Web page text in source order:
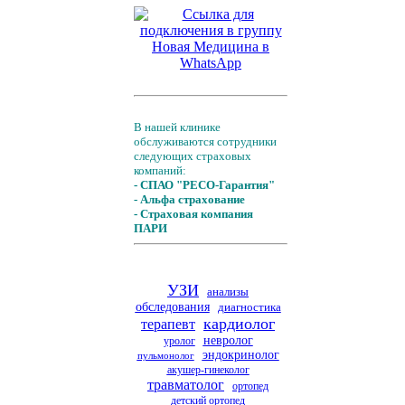
В нашей клинике
обслуживаются сотрудники
следующих страховых
компаний:
- СПАО "РЕСО-Гарантия"
- Альфа страхование
- Страховая компания
ПАРИ
УЗИ анализы
обследования
диагностика
терапевт кардиолог
уролог невролог
пульмонолог эндокринолог
акушер-гинеколог
травматолог
ортопед
детский ортопед